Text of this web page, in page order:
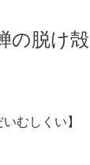
の脱け殻
いむしくい】